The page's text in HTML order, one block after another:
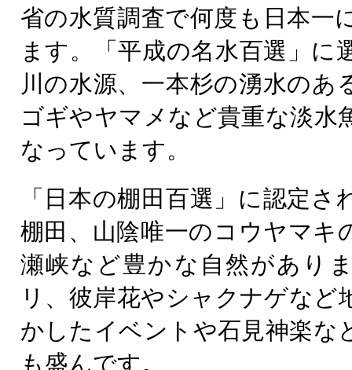
省の水質調査で何度も日本一
ます。「平成の名水百選」に
川の水源、一本杉の湧水のあ
ゴギやヤマメなど貴重な淡水
なっています。
「日本の棚田百選」に認定さ
棚田、山陰唯一のコウヤマキ
瀬峡など豊かな自然があり
リ、彼岸花やシャクナゲなど
かしたイベントや石見神楽な
も盛んです。